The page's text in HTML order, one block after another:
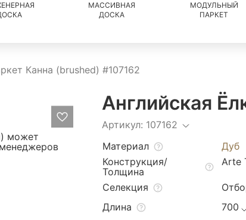
МАССИВНАЯ
ДОСКА
МОДУЛЬНЫЙ
ПАРКЕТ
Канна (brushed) #107162
может
Английская
Артикул: 107162
Материал
Дуб
Конструкция/
Толщина
Arte
Селекция
Длина
700